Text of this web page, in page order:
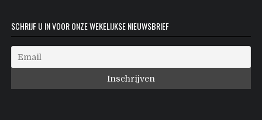
SCHRIJF U IN VOOR ONZE WEKELIJKSE NIEUWSBRIEF